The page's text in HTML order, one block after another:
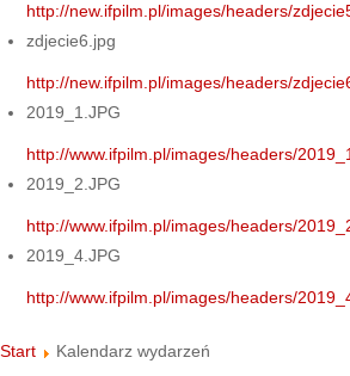
http://new.ifpilm.pl/images/headers/
zdjecie6.jpg
http://new.ifpilm.pl/images/headers/
2019_1.JPG
http://www.ifpilm.pl/images/headers/
2019_2.JPG
http://www.ifpilm.pl/images/headers/
2019_4.JPG
http://www.ifpilm.pl/images/headers/
Start Kalendarz wydarzeń